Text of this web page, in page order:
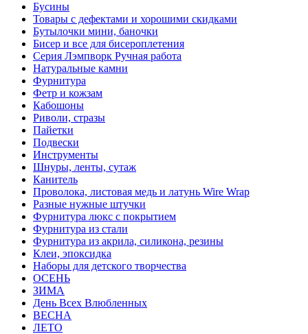
Бусины
Товары с дефектами и хорошими скидками
Бутылочки мини, баночки
Бисер и все для бисероплетения
Серия Лэмпворк Ручная работа
Натуральные камни
Фурнитура
Фетр и кожзам
Кабошоны
Риволи, стразы
Пайетки
Подвески
Инструменты
Шнуры, ленты, сутаж
Канитель
Проволока, листовая медь и латунь Wire Wrap
Разные нужные штучки
Фурнитура люкс с покрытием
Фурнитура из стали
Фурнитура из акрила, силикона, резины
Клеи, эпоксидка
Наборы для детского творчества
ОСЕНЬ
ЗИМА
День Всех Влюбленных
ВЕСНА
ЛЕТО